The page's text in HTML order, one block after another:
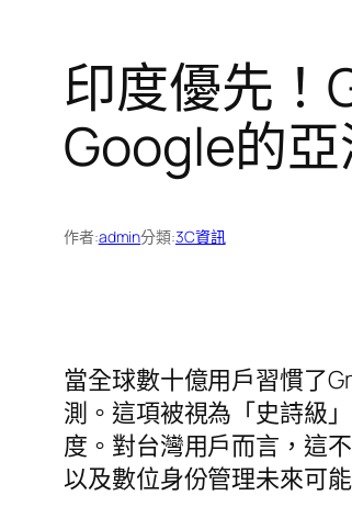
印度優先！
Google的
作者:admin分類:3C資訊
當全球數十億用戶習慣了
測。這項被視為「史詩級
度。對台灣用戶而言，這
以及數位身份管理未來可